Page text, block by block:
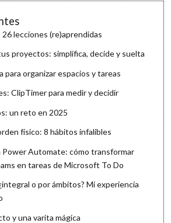
lecciones (re)aprendidas
proyectos: simplifica, decide y suelta
para organizar espacios y tareas
ClipTimer para medir y decidir
un reto en 2025
físico: 8 hábitos infalibles
Automate: cómo transformar
en tareas de Microsoft To Do
o por ámbitos? Mi experiencia
y una varita mágica